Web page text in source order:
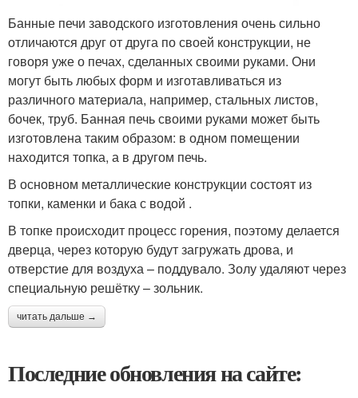
Банные печи заводского изготовления очень сильно
отличаются друг от друга по своей конструкции, не
говоря уже о печах, сделанных своими руками. Они
могут быть любых форм и изготавливаться из
различного материала, например, стальных листов,
бочек, труб. Банная печь своими руками может быть
изготовлена таким образом: в одном помещении
находится топка, а в другом печь.
В основном металлические конструкции состоят из
топки, каменки и бака с водой .
В топке происходит процесс горения, поэтому делается
дверца, через которую будут загружать дрова, и
отверстие для воздуха – поддувало. Золу удаляют через
специальную решётку – зольник.
читать дальше →
Последние обновления на сайте: